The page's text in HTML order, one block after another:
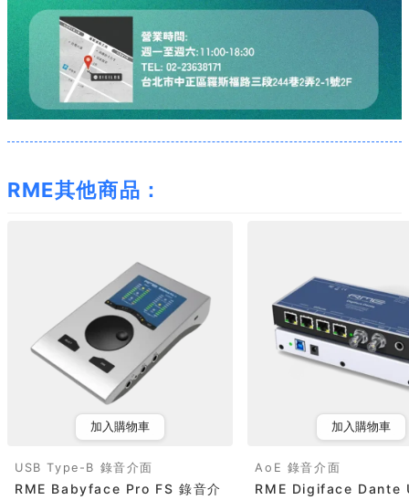
RME其他商品：
加入購物車
USB Type-B 錄音介面
RME Babyface Pro FS 錄音介
加入購物車
AoE 錄音介面
RME Digiface Dante